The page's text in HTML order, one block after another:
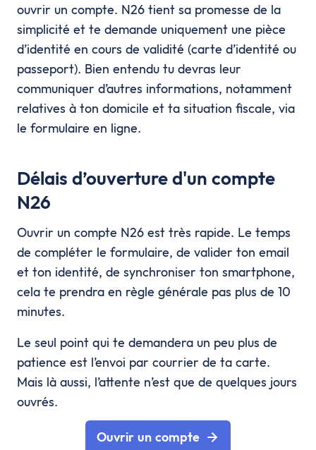
ouvrir un compte. N26 tient sa promesse de la
simplicité et te demande uniquement une pièce
d’identité en cours de validité (carte d’identité ou
passeport). Bien entendu tu devras leur
communiquer d’autres informations, notamment
relatives à ton domicile et ta situation fiscale, via
le formulaire en ligne.
Délais d’ouverture d'un compte
N26
Ouvrir un compte N26 est très rapide. Le temps
de compléter le formulaire, de valider ton email
et ton identité, de synchroniser ton smartphone,
cela te prendra en règle générale pas plus de 10
minutes.
Le seul point qui te demandera un peu plus de
patience est l’envoi par courrier de ta carte.
Mais là aussi, l’attente n’est que de quelques jours
ouvrés.
Ouvrir un compte